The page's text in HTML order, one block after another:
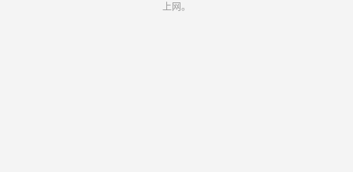
上网。